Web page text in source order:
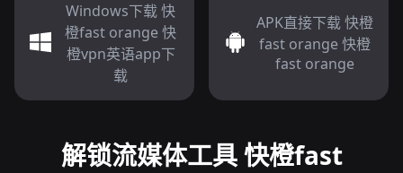
Windows下载 快
橙fast orange 快
橙vpn英语app下
载
APK直接下载 快橙
fast orange 快橙
fast orange
解锁流媒体工具 快橙fast